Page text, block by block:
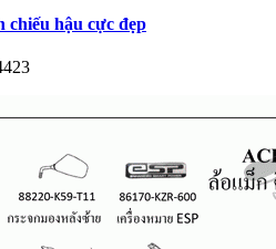
chiếu hậu cực đẹp